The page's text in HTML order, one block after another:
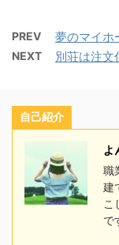
PREV 夢のマイホ
NEXT 別荘は注文
自己紹介
よ
職
建
こ
で